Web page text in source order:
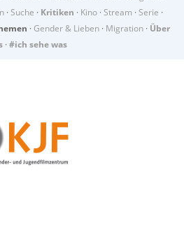
· Suche · Kritiken · Kino · Stream · Serie ·
· Gender & Lieben · Migration · Über
· #ich sehe was